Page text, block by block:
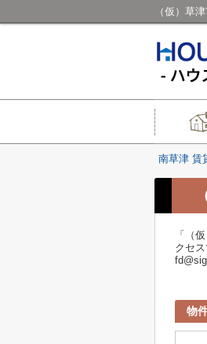
（仮）草
南草津 賃
「（
クセ
物